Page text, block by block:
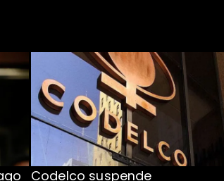
Codelco suspende